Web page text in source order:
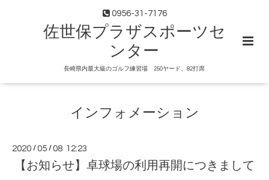
0956-31-7176
佐世保プラザスポーツセ
ンター
長崎県内最大級のゴルフ練習場 250ヤード、82打席
インフォメーション
2020 /05 /08 12:23
【お知らせ】卓球場の利用再開につきまして